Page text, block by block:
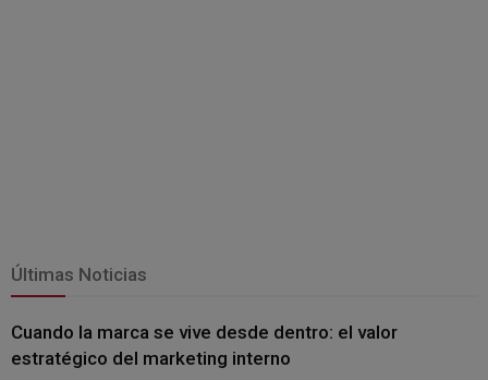
Últimas Noticias
Cuando la marca se vive desde dentro: el valor
estratégico del marketing interno